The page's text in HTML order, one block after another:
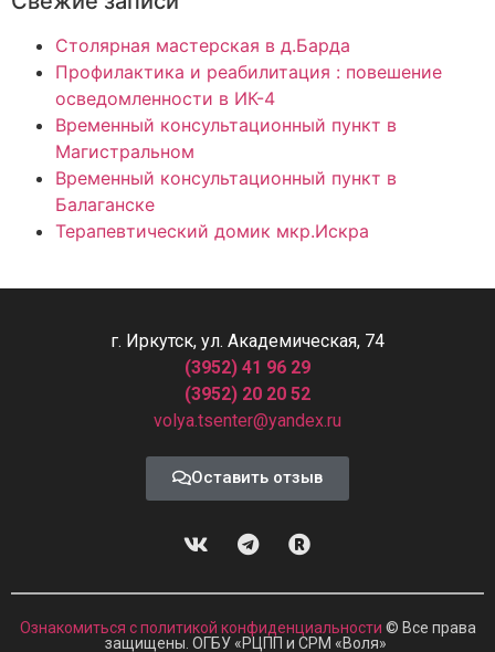
Столярная мастерская в д.Барда
Профилактика и реабилитация : повешение
осведомленности в ИК-4
Временный консультационный пункт в
Магистральном
Временный консультационный пункт в
Балаганске
Терапевтический домик мкр.Искра
г. Иркутск, ул. Академическая, 74
(3952) 41 96 29
(3952) 20 20 52
volya.tsenter@yandex.ru
Оставить отзыв
Ознакомиться с политикой конфиденциальности © Все права
защищены. ОГБУ «РЦПП и СРМ «Воля»